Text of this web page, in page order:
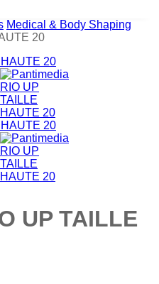
Medical & Body Shaping
20
UP TAILLE